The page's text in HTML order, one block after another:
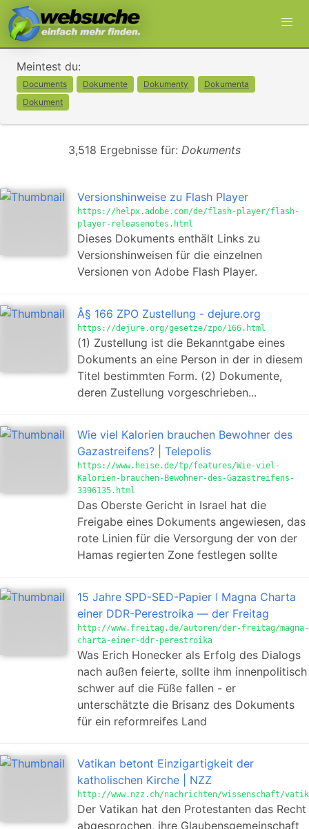
Meintest du:
Documents Dokumente Dokumenty
Dokumenta
Dokument
3,518 Ergebnisse für: Dokuments
Versionshinweise zu Flash Player
https://helpx.adobe.com/de/flash-player/flash-
player-releasenotes.html
Dieses Dokuments enthält Links zu
Versionshinweisen für die einzelnen
Versionen von Adobe Flash Player.
Â§ 166 ZPO Zustellung - dejure.org
https://dejure.org/gesetze/zpo/166.html
(1) Zustellung ist die Bekanntgabe eines
Dokuments an eine Person in der in diesem
Titel bestimmten Form. (2) Dokumente,
deren Zustellung vorgeschrieben...
Wie viel Kalorien brauchen Bewohner des
Gazastreifens? | Telepolis
https://www.heise.de/tp/features/Wie-viel-
Kalorien-brauchen-Bewohner-des-Gazastreifens-
3396135.html
Das Oberste Gericht in Israel hat die
Freigabe eines Dokuments angewiesen, das
rote Linien für die Versorgung der von der
Hamas regierten Zone festlegen sollte
15 Jahre SPD-SED-Papier ǀ Magna Charta
einer DDR-Perestroika — der Freitag
http://www.freitag.de/autoren/der-freitag/magna-
charta-einer-ddr-perestroika
Was Erich Honecker als Erfolg des Dialogs
nach außen feierte, sollte ihm innenpolitisch
schwer auf die Füße fallen - er
unterschätzte die Brisanz des Dokuments
für ein reformreifes Land
Vatikan betont Einzigartigkeit der
katholischen Kirche | NZZ
http://www.nzz.ch/nachrichten/wissenschaft/
Der Vatikan hat den Protestanten das Recht
abgesprochen, ihre Glaubensgemeinschaft